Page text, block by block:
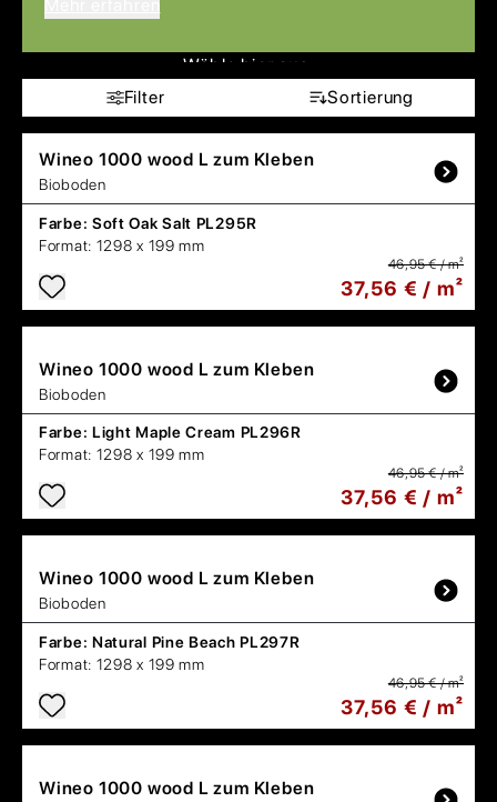
Wähle hier aus:
Filter
Sortierung
Wineo 1000 wood L zum Kleben
Bioboden
Farbe: Soft Oak Salt PL295R
Format: 1298 x 199 mm
46,95 € / m²
37,56 € / m²
Wineo 1000 wood L zum Kleben
Bioboden
Farbe: Light Maple Cream PL296R
Format: 1298 x 199 mm
46,95 € / m²
37,56 € / m²
Wineo 1000 wood L zum Kleben
Bioboden
Farbe: Natural Pine Beach PL297R
Format: 1298 x 199 mm
46,95 € / m²
37,56 € / m²
Wineo 1000 wood L zum Kleben